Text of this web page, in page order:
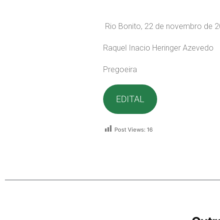
Rio Bonito, 22 de novembro de
Raquel Inacio Heringer Azevedo
Pregoeira
EDITAL
Post Views: 16